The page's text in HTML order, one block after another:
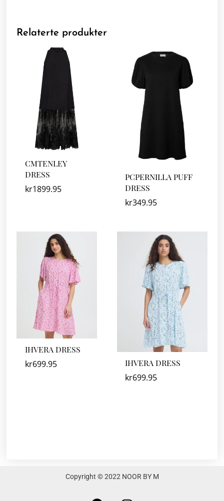
Relaterte produkter
CMTENLEY
DRESS
kr1899.95
PCPERNILLA PUFF
DRESS
kr349.95
IHVERA DRESS
kr699.95 IHVERA DRESS
kr699.95
Copyright © 2022 NOOR BY M
F I